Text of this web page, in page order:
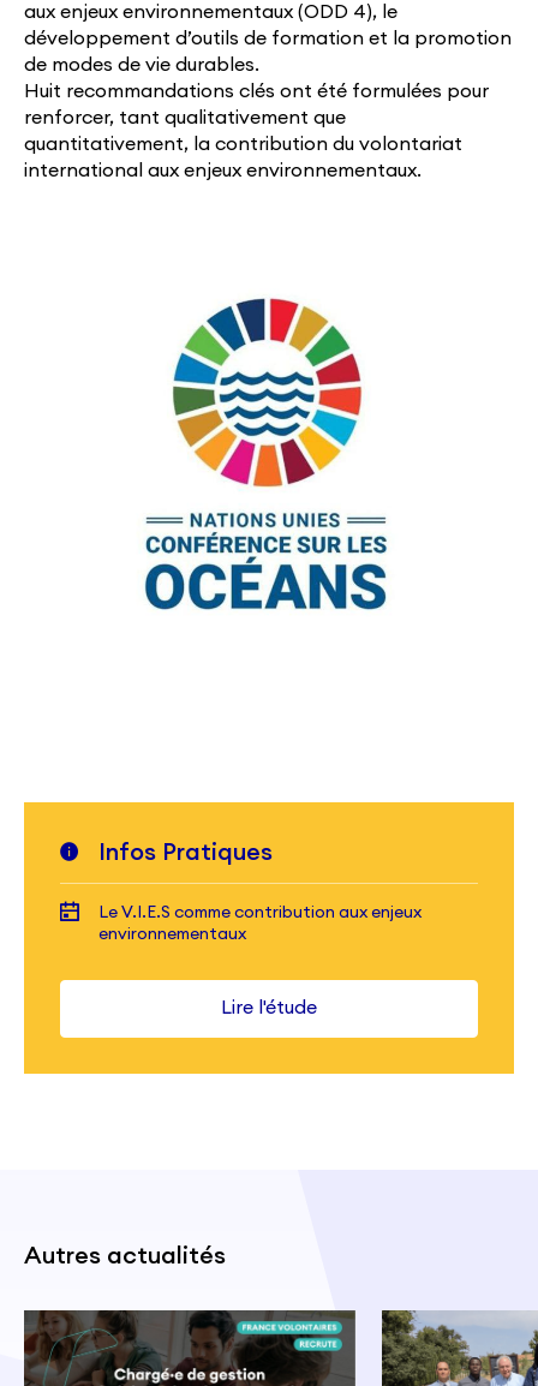
aux enjeux environnementaux (ODD 4), le
développement d’outils de formation et la promotion
de modes de vie durables.
Huit recommandations clés ont été formulées pour
renforcer, tant qualitativement que
quantitativement, la contribution du volontariat
international aux enjeux environnementaux.
Infos Pratiques
Le V.I.E.S comme contribution aux enjeux
environnementaux
Lire l'étude
Autres actualités